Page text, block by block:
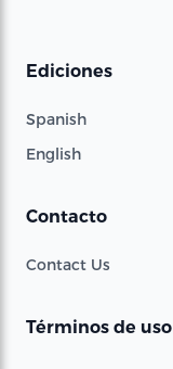
Ediciones
Spanish
English
Contacto
Contact Us
Términos de uso